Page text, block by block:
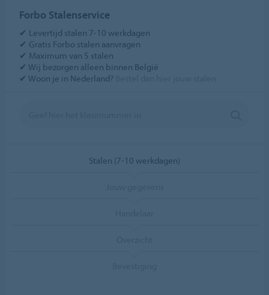
Forbo Stalenservice
✔ Levertijd stalen 7-10 werkdagen
✔ Gratis Forbo stalen aanvragen
✔ Maximum van 5 stalen
✔ Wij bezorgen alleen binnen België
✔ Woon je in Nederland?
Stalen (7-10 werkdagen)